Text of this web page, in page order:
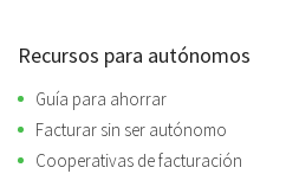
Recursos para autónomos
Guía para ahorrar
Facturar sin ser autónomo
Cooperativas de facturación